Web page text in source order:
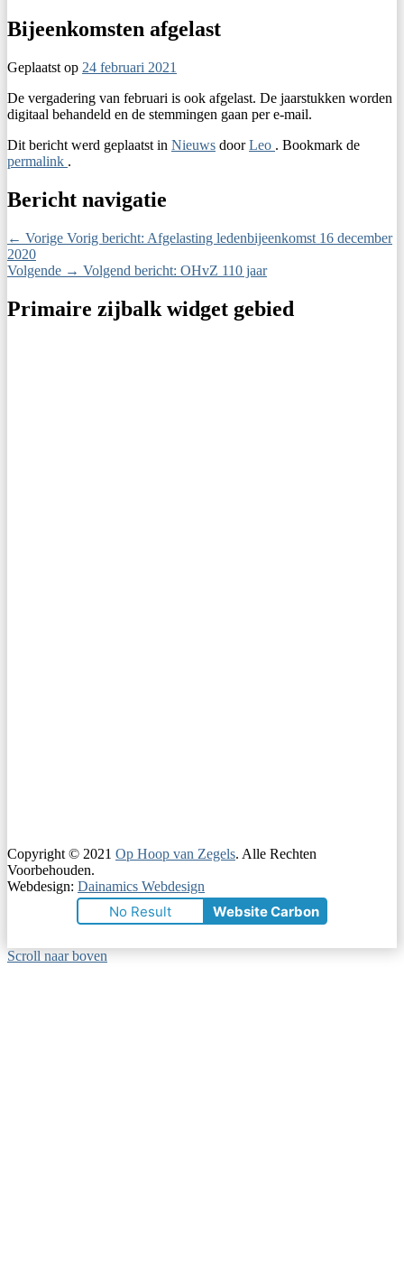
Bijeenkomsten afgelast
Geplaatst op 24 februari 2021
De vergadering van februari is ook afgelast. De jaarstukken worden
digitaal behandeld en de stemmingen gaan per e-mail.
Dit bericht werd geplaatst in Nieuws doorLeo . Bookmark de
permalink .
Bericht navigatie
← Vorige Vorig bericht: Afgelasting ledenbijeenkomst 16 december
2020
Volgende → Volgend bericht: OHvZ 110 jaar
Primaire zijbalk widget gebied
Copyright © 2021 Op Hoop van Zegels. Alle Rechten
Voorbehouden.
Webdesign: Dainamics Webdesign
No Result Website Carbon
Scroll naar boven